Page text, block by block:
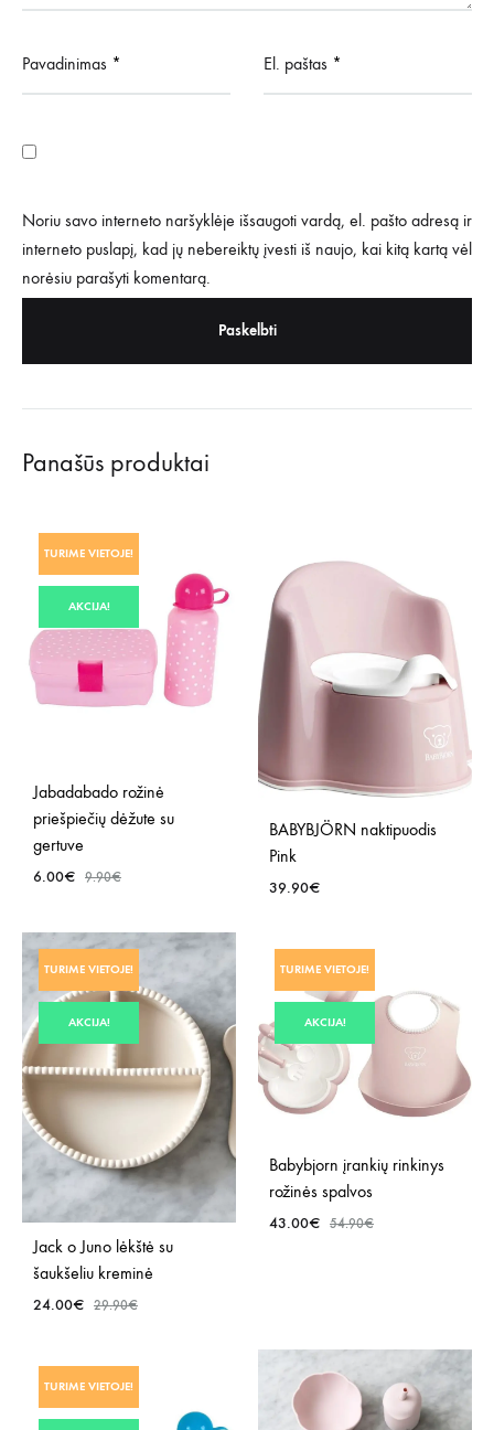
Pavadinimas * El. paštas *
Noriu savo interneto naršyklėje išsaugoti vardą, el. pašto adresą ir
interneto puslapį, kad jų nebereiktų įvesti iš naujo, kai kitą kartą vėl
norėsiu parašyti komentarą.
Panašūs produktai
TURIME VIETOJE!
AKCIJA!
Jabadabado rožinė
priešpiečių dėžute su
gertuve
6.00€ 9.90€
PRIDĖTI
SĄRAŠĄ
BABYBJÖRN naktipuodis
Pink
39.90€
TURIME VIETOJE!
AKCIJA!
Jack o Juno lėkštė su
šaukšeliu kreminė
24.00€ 29.90€
TURIME VIETOJE!
AKCIJA!
Babybjorn įrankių rinkinys
rožinės spalvos
43.00€ 54.90€
TURIME VIETOJE!